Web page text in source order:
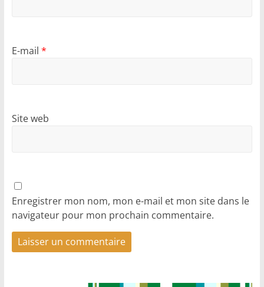
E-mail *
Site web
Enregistrer mon nom, mon e-mail et mon site dans le
navigateur pour mon prochain commentaire.